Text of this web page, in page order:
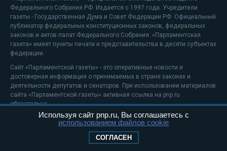
Федерального Собрания РФ. Издается с 1997 года. Учредители
газеты - Государственная Дума и Совет Федерации РФ. Официальный
публикатор федеральных конституционных законов, федеральных
законов и актов палат Федерального Собрания. «Парламентская
газета» имеет пункты печати и представительства в десяти субъектах
федерации.
Сайт «Парламентской газеты» - это оперативные новости и
достоверная информация о принимаемых в стране законах и
деятельности депутатов и сенаторов. При использовании материалов
сайта «Парламентской газеты» активная ссылка на pnp.ru
обязательна.
На информационном ресурсе применяютсярекомендательные
Положение о защите персональных данных
Используя сайт pnp.ru, Вы соглашаетесь с
использованием файлов cookie
СОГЛАСЕН